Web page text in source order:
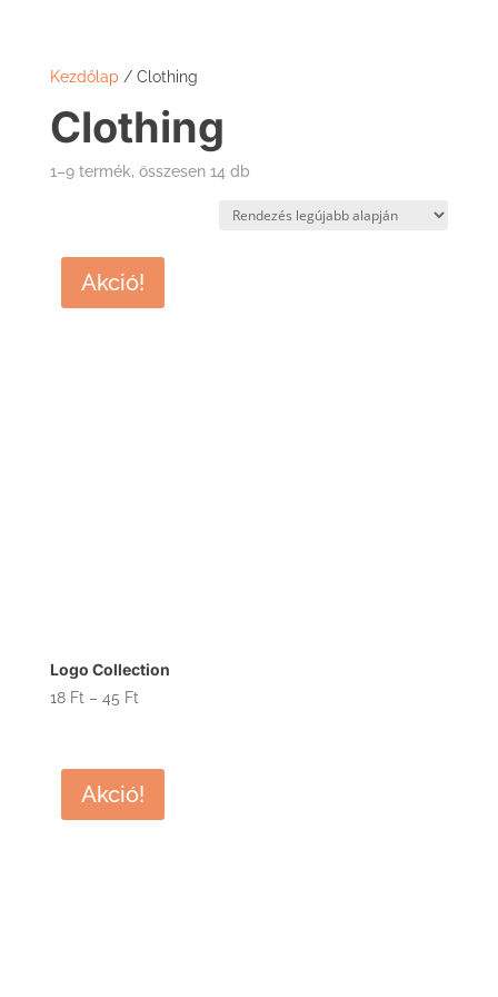
Kezdőlap / Clothing
Clothing
1–9 termék, összesen 14 dbSorted
latest
Akció!
Logo Collection
18 Ft – 45 FtÁrtartomány:
45 Ft
Akció!